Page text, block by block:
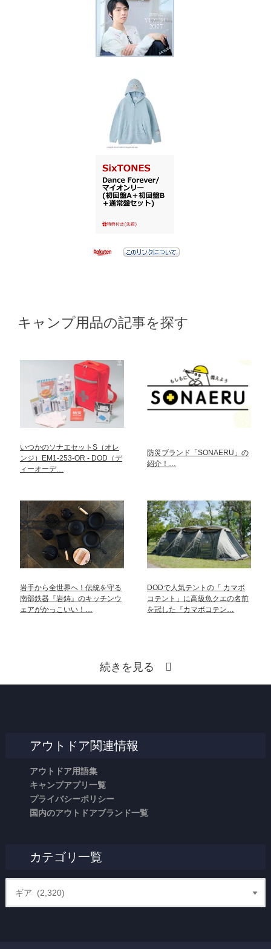
キャンプ用品の記事を探す
いつかのソナエセットS（オレ
ンジ）EM1-253-OR - DOD（デ
ィーオーデ…
防災ブランド「SONAERU」の
紹介！…
岩手から全世界へ！伝統を守る
南部鉄器『岩鋳』のキッチンウ
ェアがかっこいい！…
DODで人気テントの「 カマボ
コテント」に高級魚クエの名前
を冠した『カマボコテン…
続きを見る
アウトドア関連情報
アウトドア用語集
キャンプアプリ一覧
プライバシーポリシー
国内のアウトドアブランド一覧
カテゴリ一覧